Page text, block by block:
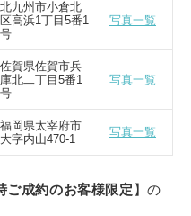
北九州市小倉北
区高浜1丁目5番1
号
写真一覧
佐賀県佐賀市兵
庫北二丁目5番1
号
写真一覧
福岡県太宰府市
大字内山470-1
写真一覧
ご成約のお客様限定 】の